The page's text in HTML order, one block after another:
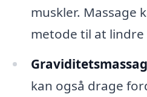
muskler. Massage
metode til at lindre
kan også drage